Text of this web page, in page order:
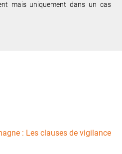
mais uniquement dans un cas
: Les clauses de vigilance